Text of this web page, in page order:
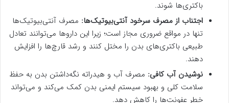
باکتری‌ها شوند.
اجتناب از مصرف سرخود آنتی‌بیوتیک‌ها: مصرف آنتی‌بیوتیک‌ها
تنها در مواقع ضروری مجاز است؛ زیرا این داروها می‌توانند تعادل
طبیعی باکتری‌های بدن را مختل کنند و رشد قارچ‌ها را افزایش
دهند.
نوشیدن آب کافی: مصرف آب و هیدراته نگه‌داشتن بدن به حفظ
سلامت کلی و بهبود سیستم ایمنی بدن کمک می‌کند و می‌تواند
خطر عفونت‌ها را کاهش دهد.